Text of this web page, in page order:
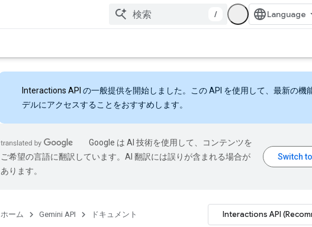
/
Interactions API の一般提供を開始しました。この API を使用して、最新の機
デルにアクセスすることをおすすめします。
Google は AI 技術を使用して、コンテンツを
ご希望の言語に翻訳しています。AI 翻訳には誤りが含まれる場合が
あります。
ホーム Gemini API ドキュメント Interactions API